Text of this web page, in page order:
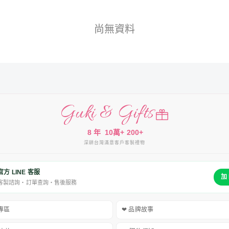
尚無資料
Guki & Gifts
8 年
深耕台灣
10萬+
滿意客戶
200+
客製禮物
方 LINE 客服
製諮詢・訂單查詢・售後服務
加
區 ❤ 品牌故事